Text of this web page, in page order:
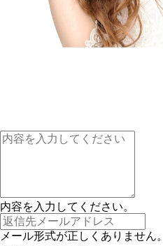
内容を入力してください。
メール形式が正しくありません。